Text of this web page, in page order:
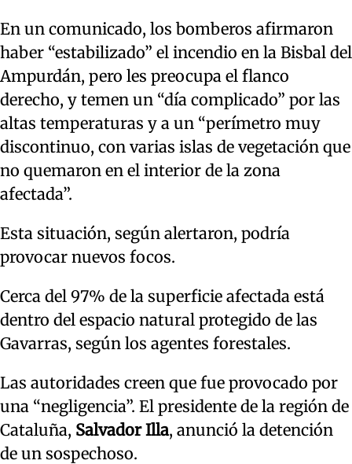
En un comunicado, los bomberos afirmaron
haber “estabilizado” el incendio en la Bisbal del
Ampurdán, pero les preocupa el flanco
derecho, y temen un “día complicado” por las
altas temperaturas y a un “perímetro muy
discontinuo, con varias islas de vegetación que
no quemaron en el interior de la zona
afectada”.
Esta situación, según alertaron, podría
provocar nuevos focos.
Cerca del 97% de la superficie afectada está
dentro del espacio natural protegido de las
Gavarras, según los agentes forestales.
Las autoridades creen que fue provocado por
una “negligencia”. El presidente de la región de
Cataluña, Salvador Illa, anunció la detención
de un sospechoso.